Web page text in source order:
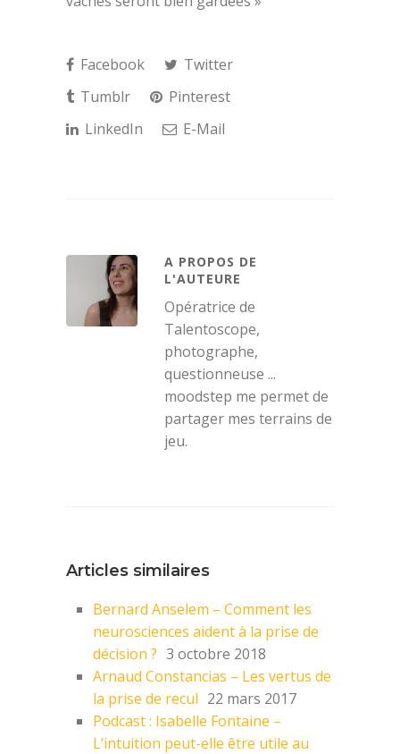
Facebook
Twitter
Tumblr
Pinterest
LinkedIn
E-Mail
A PROPOS DE
L'AUTEURE
Opératrice de
Talentoscope,
photographe,
questionneuse ...
moodstep me permet de
partager mes terrains de
jeu.
Articles similaires
Bernard Anselem – Comment les
neurosciences aident à la prise de
décision ? 3 octobre 2018
Arnaud Constancias – Les vertus de
la prise de recul 22 mars 2017
Podcast : Isabelle Fontaine –
L’intuition peut-elle être utile au